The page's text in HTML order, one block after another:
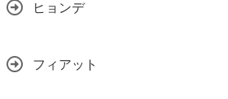
ヒョンデ
フィアット